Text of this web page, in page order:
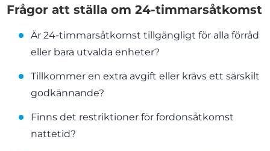
Frågor att ställa om 24-timmarsåtkomst
Är 24-timmarsåtkomst tillgängligt för alla förråd
eller bara utvalda enheter?
Tillkommer en extra avgift eller krävs ett särskilt
godkännande?
Finns det restriktioner för fordonsåtkomst
nattetid?